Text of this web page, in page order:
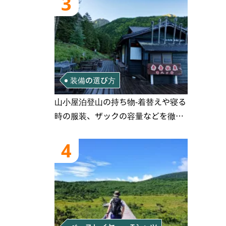
装備の選び方
山小屋泊登山の持ち物‐着替えや寝る
時の服装、ザックの容量などを徹底
4